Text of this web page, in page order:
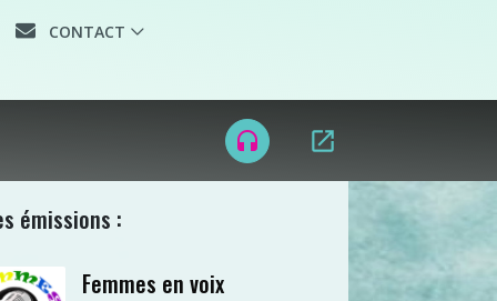
CONTACT
headset open_in_new
émissions :
Femmes en voix